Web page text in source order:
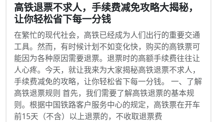
高铁退票不求人，手续费减免攻略大揭秘，
让你轻松省下每一分钱
在繁忙的现代社会，高铁已经成为人们出行的重要交通
工具。然而，有时候计划不如变化快，购买的高铁票可
能因为各种原因需要退票。退票时的高额手续费往往让
人心疼。今天，就让我来为大家揭秘高铁退票不求人，
手续费减免的攻略，让你轻松省下每一分钱。 一、了解
高铁退票规则 首先，我们需要了解高铁退票的基本规
则。根据中国铁路客户服务中心的规定，高铁票在开车
前15天（不含）以上退票的，不收取退票费